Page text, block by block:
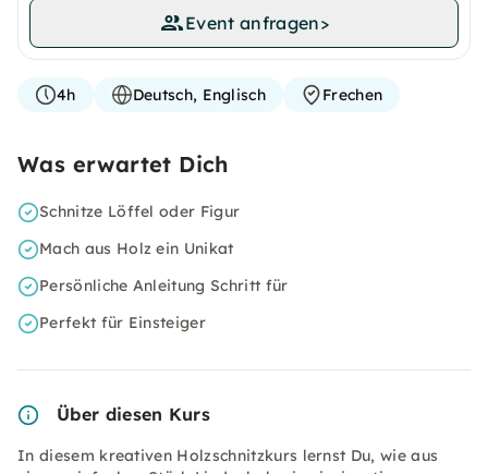
Event anfragen>
4h Deutsch, Englisch Frechen
Was erwartet Dich
Schnitze Löffel oder Figur
Mach aus Holz ein Unikat
Persönliche Anleitung Schritt für
Perfekt für Einsteiger
Über diesen Kurs
In diesem kreativen Holzschnitzkurs lernst Du, wie aus